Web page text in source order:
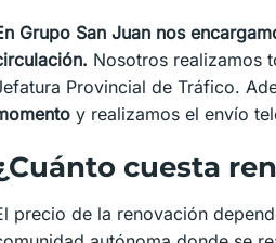
Grupo San Juan nos
Nosotros realizamos
Provincial de Tráfico.
y realizamos el envío
cuesta
precio de la renovación